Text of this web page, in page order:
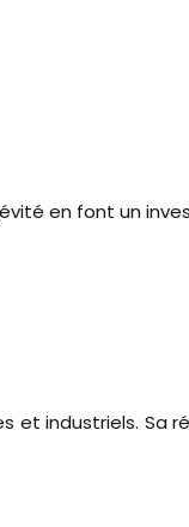
en font un
et industriels. Sa